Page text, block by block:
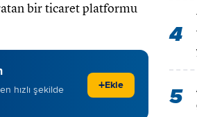
bir ticaret platformu
hızlı şekilde
+Ekle
4
5